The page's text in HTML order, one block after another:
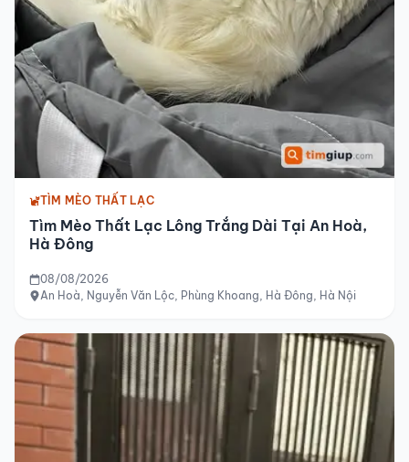
TÌM MÈO THẤT LẠC
Tìm Mèo Thất Lạc Lông Trắng Dài Tại An Hoà,
Hà Đông
08/08/2026
An Hoà, Nguyễn Văn Lộc, Phùng Khoang, Hà Đông, Hà Nội